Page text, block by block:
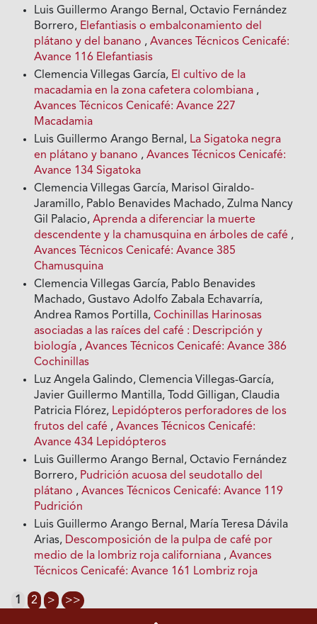
Luis Guillermo Arango Bernal, Octavio Fernández
Borrero, Elefantiasis o embalconamiento del
plátano y del banano ,Avances Técnicos Cenicafé:
Avance 116 Elefantiasis
Clemencia Villegas García, El cultivo de la
macadamia en la zona cafetera colombiana ,
Avances Técnicos Cenicafé: Avance 227
Macadamia
Luis Guillermo Arango Bernal, La Sigatoka negra
en plátano y banano ,Avances Técnicos Cenicafé:
Avance 134 Sigatoka
Clemencia Villegas García, Marisol Giraldo-
Jaramillo, Pablo Benavides Machado, Zulma Nancy
Gil Palacio,Aprenda a diferenciar la muerte
descendente y la chamusquina en árboles de café ,
Avances Técnicos Cenicafé: Avance 385
Chamusquina
Clemencia Villegas García, Pablo Benavides
Machado, Gustavo Adolfo Zabala Echavarría,
Andrea Ramos Portilla,Cochinillas Harinosas
asociadas a las raíces del café : Descripción y
biología ,Avances Técnicos Cenicafé: Avance 386
Cochinillas
Luz Angela Galindo, Clemencia Villegas-García,
Javier Guillermo Mantilla, Todd Gilligan, Claudia
Patricia Flórez, Lepidópteros perforadores de los
frutos del café ,Avances Técnicos Cenicafé:
Avance 434 Lepidópteros
Luis Guillermo Arango Bernal, Octavio Fernández
Borrero, Pudrición acuosa del seudotallo del
plátano ,Avances Técnicos Cenicafé: Avance 119
Pudrición
Luis Guillermo Arango Bernal, María Teresa Dávila
Arias, Descomposición de la pulpa de café por
medio de la lombriz roja californiana ,Avances
Técnicos Cenicafé: Avance 161 Lombriz roja
1 2 > >>